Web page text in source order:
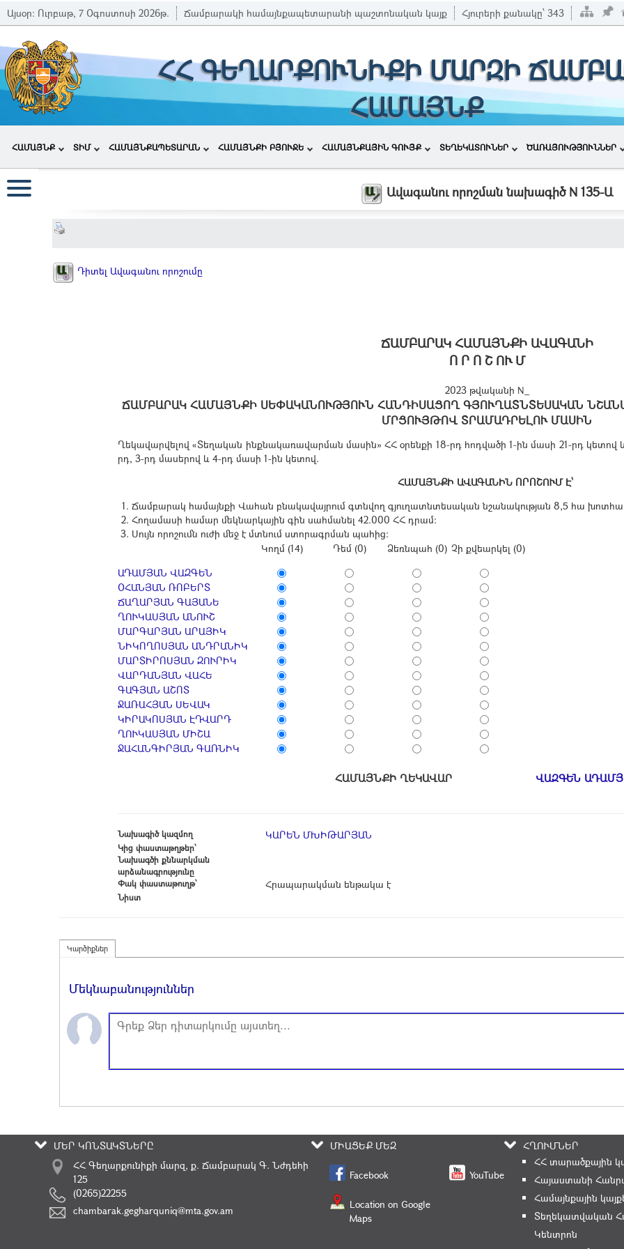
Այսօր: Ուրբաթ, 7 Օգոստոսի 2026թ. Ճամբարակի համայնքապետարանի պաշտոնական կայք Հյուրերի քանակը՝ 343
ՀՀ ԳԵՂԱՐՔՈՒՆԻՔԻ ՄԱՐԶԻ
ՀԱՄԱՅՆՔ
ՀԱՄԱՅՆՔ ՏԻՄ ՀԱՄԱՅՆՔԱՊԵՏԱՐԱՆ ՀԱՄԱՅՆՔԻ ԲՅՈՒՋԵ ՀԱՄԱՅՆՔԱՅԻՆ ԳՈՒՅՔ ՏԵՂԵԿԱՏՈՒՆԵՐ ԾԱՌԱՅՈՒԹՅՈՒՆՆԵՐ
Ավագանու որոշման նախագիծ N 135-Ա
Դիտել Ավագանու որոշումը
ՃԱՄԲԱՐԱԿ ՀԱՄԱՅՆՔԻ ԱՎԱԳԱՆԻ
Ո Ր Ո Շ ՈՒ Մ
2023 թվականի N_
ՃԱՄԲԱՐԱԿ ՀԱՄԱՅՆՔԻ ՍԵՓԱԿԱՆՈՒԹՅՈՒՆ ՀԱՆԴԻՍԱՑՈՂ ԳՅՈՒՂԱՏՆՏԵՍԱԿԱՆ
ՄՐՑՈՒՅԹՈՎ ՏՐԱՄԱԴՐԵԼՈՒ ՄԱՍԻՆ
Ղեկավարվելով «Տեղական ինքնակառավարման մասին» ՀՀ օրենքի 18-րդ հոդվածի 1-ին մասի 21-րդ կետով
րդ, 3-րդ մասերով և 4-րդ մասի 1-ին կետով.
ՀԱՄԱՅՆՔԻ ԱՎԱԳԱՆԻՆ ՈՐՈՇՈՒՄ Է՝
Ճամբարակ համայնքի Վահան բնակավայրում գտնվող գյուղատնտեսական նշանակության 8,5 հա
Հողամասի համար մեկնարկային գին սահմանել 42.000 ՀՀ դրամ:
Սույն որոշումն ուժի մեջ է մտնում ստորագրման պահից։
Կողմ (14)
Դեմ (0) Ձեռնպահ (0) Չի քվեարկել (0)
ԱԴԱՄՅԱՆ ՎԱԶԳԵՆ
ՕՀԱՆՅԱՆ ՌՈԲԵՐՏ
ՃԱՂԱՐՅԱՆ ԳԱՅԱՆԵ
ՂՈՒԿԱՍՅԱՆ ԱՆՈՒՇ
ՄԱՐԳԱՐՅԱՆ ԱՐԱՅԻԿ
ՆԻԿՈՂՈՍՅԱՆ ԱՆԴՐԱՆԻԿ
ՄԱՐՏԻՐՈՍՅԱՆ ԶՈՒՐԻԿ
ՎԱՐԴԱՆՅԱՆ ՎԱՀԵ
ԳԱԳՅԱՆ ԱՇՈՏ
ՋԱՌԱՀՅԱՆ ՍԵՎԱԿ
ԿԻՐԱԿՈՍՅԱՆ ԷԴՎԱՐԴ
ՂՈՒԿԱՍՅԱՆ ՄԻՇԱ
ՋԱՀԱՆԳԻՐՅԱՆ ԳԱՌՆԻԿ
ՀԱՄԱՅՆՔԻ ՂԵԿԱՎԱՐ ՎԱԶԳԵՆ
Նախագիծ կազմող ԿԱՐԵՆ ՄԽԻԹԱՐՅԱՆ
Կից փաստաթղթեր՝
Նախագծի քննարկման
արձանագրությունը
Փակ փաստաթուղթ՝
Հրապարակման ենթակա է
Նիստ
Կարծիքներ
Մեկնաբանություններ
ՄԵՐ ԿՈՆՏԱԿՏՆԵՐԸ ՄԻԱՑԵՔ ՄԵԶ
ՀՂՈՒՄՆԵՐ
ՀՀ Գեղարքունիքի մարզ, ք. Ճամբարակ Գ. Նժդեհի
125
(0265)22255
chambarak.gegharquniq@mta.gov.am
Facebook
Location on Google
Maps
YouTube
ՀՀ տարածքային
Հայաստանի
Համայնքային
Տեղեկատվական
Կենտրոն